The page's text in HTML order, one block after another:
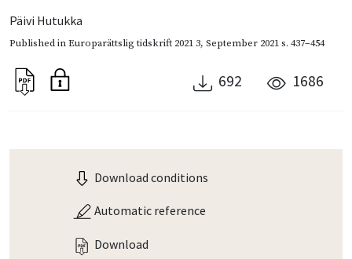
Päivi Hutukka
Published inEuroparättslig tidskrift 2021 3, September 2021s. 437–454
692 1686
Download conditions
Automatic reference
Download